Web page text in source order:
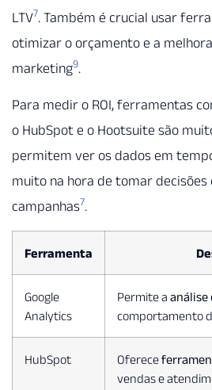
LTV7. Também é crucial usar
otimizar o orçamento e a
marketing9.
Para medir o ROI, ferramentas
o HubSpot e o Hootsuite são
permitem ver os dados em
muito na hora de tomar decisões
campanhas7.
Ferramenta
Google
Analytics
Permite a análise
comportamento
HubSpot Oferece
vendas e